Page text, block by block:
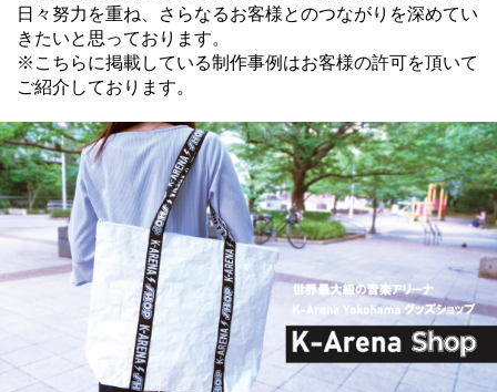
日々努力を重ね、さらなるお客様とのつながりを深めてい
きたいと思っております。
※こちらに掲載している制作事例はお客様の許可を頂いて
ご紹介しております。